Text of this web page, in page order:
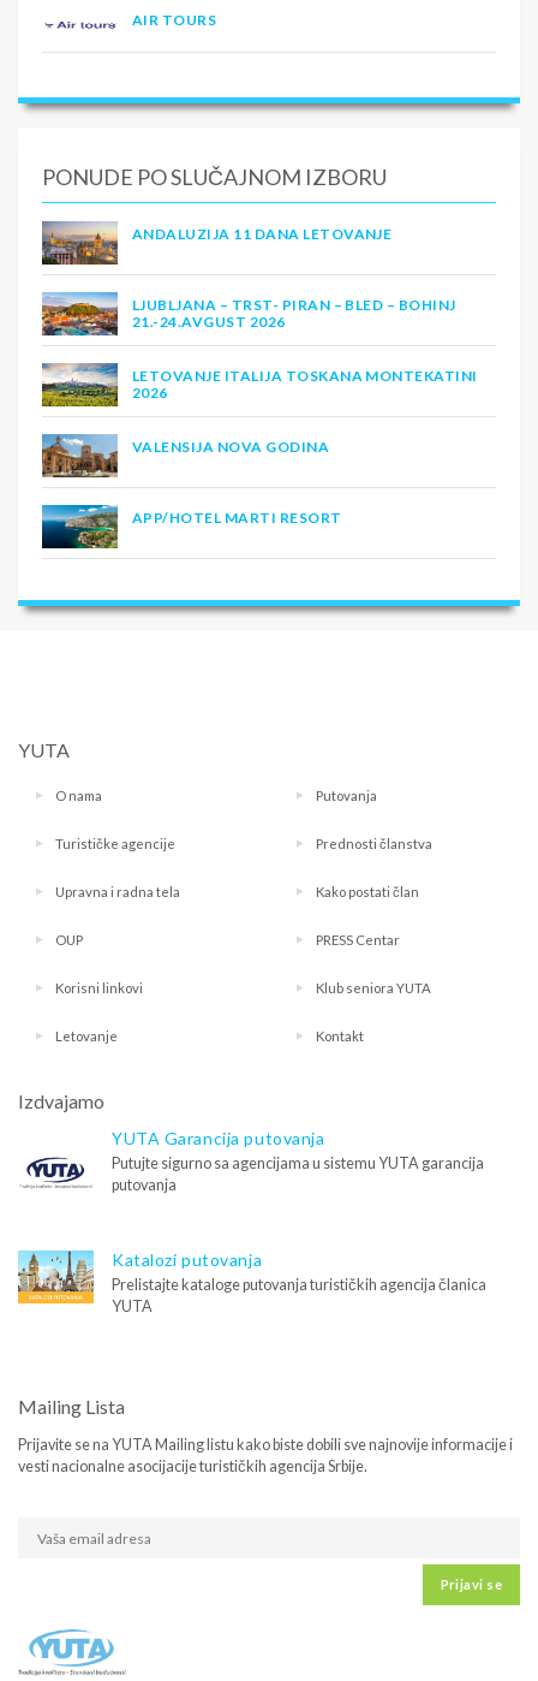
AIR TOURS
PONUDE PO SLUČAJNOM IZBORU
ANDALUZIJA 11 DANA LETOVANJE
LJUBLJANA – TRST- PIRAN – BLED – BOHINJ
21.-24.AVGUST 2026
LETOVANJE ITALIJA TOSKANA MONTEKATINI
2026
VALENSIJA NOVA GODINA
APP/HOTEL MARTI RESORT
YUTA
O nama Putovanja
Turističke agencije Prednosti članstva
Upravna i radna tela Kako postati član
OUP PRESS Centar
Korisni linkovi Klub seniora YUTA
Letovanje Kontakt
Izdvajamo
YUTA Garancija putovanja
Putujte sigurno sa agencijama u sistemu YUTA garancija
putovanja
Katalozi putovanja
Prelistajte kataloge putovanja turističkih agencija članica
YUTA
Mailing Lista
Prijavite se na YUTA Mailing listu kako biste dobili sve najnovije informacije i
vesti nacionalne asocijacije turističkih agencija Srbije.
Prijavi se